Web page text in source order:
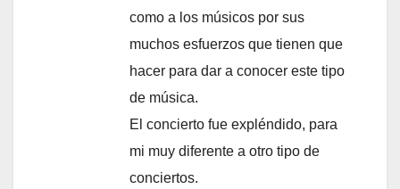
como a los músicos por sus
muchos esfuerzos que tienen que
hacer para dar a conocer este tipo
de música.
El concierto fue expléndido, para
mi muy diferente a otro tipo de
conciertos.